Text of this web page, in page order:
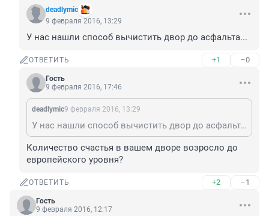
deadlymic
9 февраля 2016, 13:29
У нас нашли способ вычистить двор до асфальта...
ОТВЕТИТЬ +1 –0
Гость
9 февраля 2016, 17:46
deadlymic9 февраля 2016, 13:29
У нас нашли способ вычистить двор до асфальта...
Количество счастья в вашем дворе возросло до
европейского уровня?
ОТВЕТИТЬ +2 –1
Гость
9 февраля 2016, 12:17